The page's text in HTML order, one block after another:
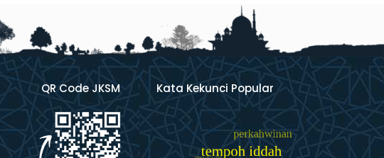
QR Code JKSM Kata Kekunci Popular